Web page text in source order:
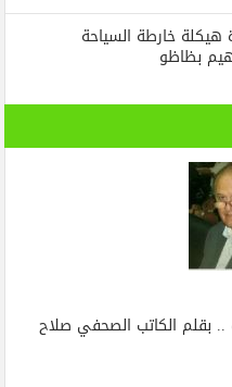
هيكلة خارطة السياحة
بظاظو
.. بقلم الكاتب الصحفي صلاح